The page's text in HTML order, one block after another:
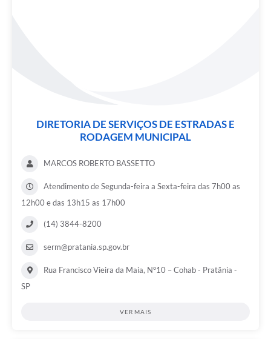
DIRETORIA DE SERVIÇOS DE ESTRADAS E
RODAGEM MUNICIPAL
MARCOS ROBERTO BASSETTO
Atendimento de Segunda-feira a Sexta-feira das 7h00 as
12h00 e das 13h15 as 17h00
(14) 3844-8200
serm@pratania.sp.gov.br
Rua Francisco Vieira da Maia, N°10 – Cohab - Pratânia -
SP
VER MAIS